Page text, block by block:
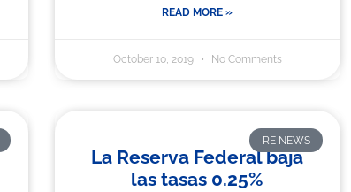
READ MORE »
October 10, 2019 No Comments
RE NEWS
La Reserva Federal baja
las tasas 0.25%